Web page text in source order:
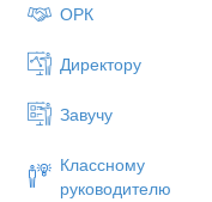
ОРК
Директору
Завучу
Классному
руководителю